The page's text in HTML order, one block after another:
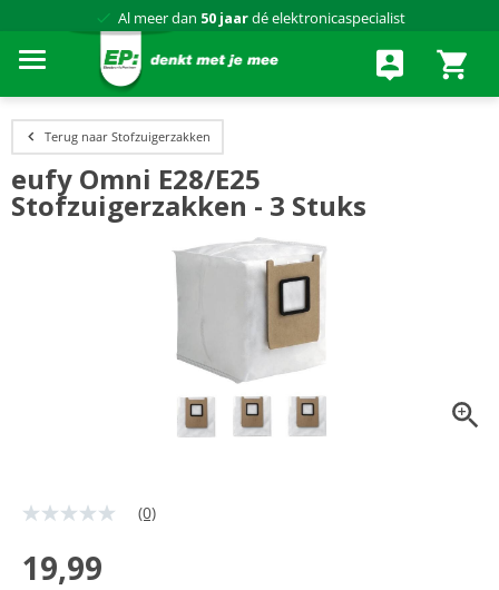
Al meer dan 50 jaardé elektronicaspecialist
Terug naar Stofzuigerzakken
eufy Omni E28/E25
Stofzuigerzakken - 3 Stuks
Geen
Dezelfde
paginalink.
(0)
19,99